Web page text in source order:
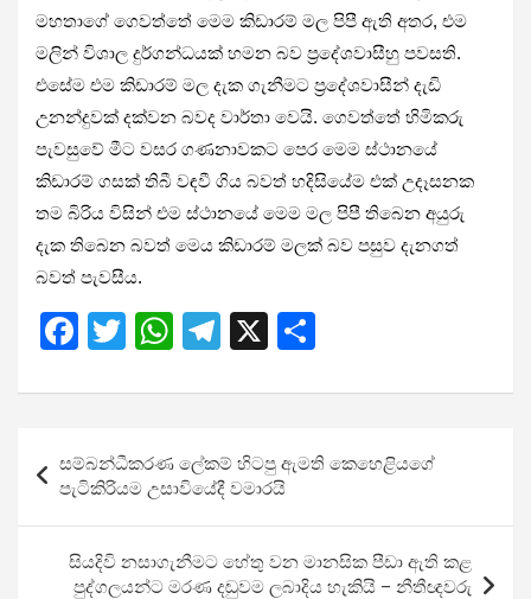
මහතාගේ ගෙවත්තේ මෙම කිඩාරම් මල පිපී ඇති අතර, එම
මලින් විශාල දුර්ගන්ධයක් හමන බව ප්‍රදේශවාසීහු පවසති.
එසේම එම කිඩාරම් මල දැක ගැනීමට ප්‍රදේශවාසීන් දැඩි
උනන්දුවක් දක්වන බවද වාර්තා වෙයි. ගෙවත්තේ හිමිකරු
පැවසුවේ මීට වසර ගණනාවකට පෙර මෙම ස්ථානයේ
කිඩාරම් ගසක් තිබී වඳවී ගිය බවත් හදිසියේම එක් උදෑසනක
තම බිරිය විසින් එම ස්ථානයේ මෙම මල පිපී තිබෙන අයුරු
දැක තිබෙන බවත් මෙය කිඩාරම් මලක් බව පසුව දැනගත්
බවත් පැවසීය.
F
ce
b
o
o
k
T
tt
er
W
at
A
p
p
T
e
gr
a
m
X
ar
e
navigation
සම්බන්ධීකරණ ලේකම් හිටපු ඇමති කෙහෙළියගේ
පැටිකිරියම උසාවියේදී වමාරයි
සියදිවි නසාගැනීමට හේතු වන මානසික පීඩා ඇති කළ
පුද්ගලයන්ට මරණ දඬුවම ලබාදිය හැකියි – නීතීඥවරු